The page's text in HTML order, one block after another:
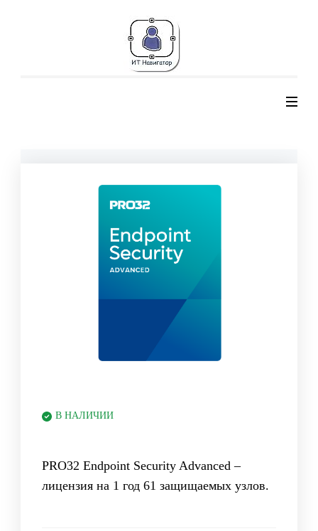
В НАЛИЧИИ
PRO32 Endpoint Security Advanced –
лицензия на 1 год 61 защищаемых узлов.